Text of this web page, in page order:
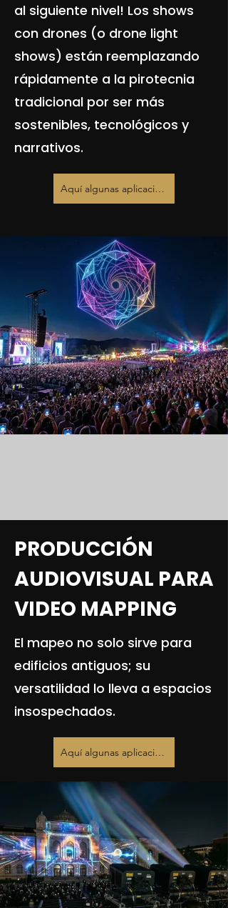
al siguiente nivel! Los shows
con drones (o drone light
shows) están reemplazando
rápidamente a la pirotecnia
tradicional por ser más
sostenibles, tecnológicos y
narrativos.
Aquí algunas aplicaciones
PRODUCCIÓN
AUDIOVISUAL PARA
VIDEO MAPPING
El mapeo no solo sirve para
edificios antiguos; su
versatilidad lo lleva a espacios
insospechados.
Aquí algunas aplicaciones